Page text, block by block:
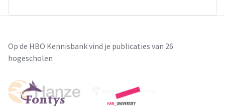
Op de HBO Kennisbank vind je publicaties van 26
hogescholen